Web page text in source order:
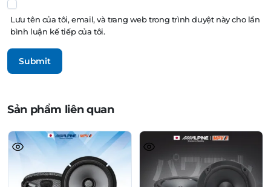
Lưu tên của tôi, email, và trang web trong trình duyệt này cho lần
bình luận kế tiếp của tôi.
Sản phẩm liên quan